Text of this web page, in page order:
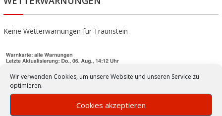
Wir verwenden Cookies, um unsere Website und unseren Service zu
optimieren.
Cookies akzeptieren
Keine Wetterwarnungen für Traunstein